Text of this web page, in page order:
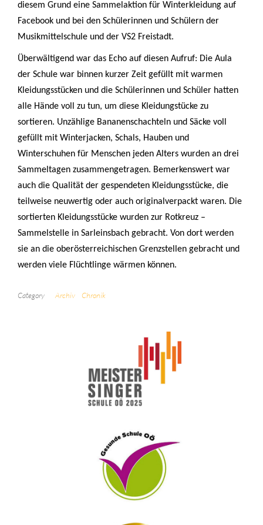
diesem Grund eine Sammelaktion für Winterkleidung auf
Facebook und bei den Schülerinnen und Schülern der
Musikmittelschule und der VS2 Freistadt.
Überwältigend war das Echo auf diesen Aufruf: Die Aula
der Schule war binnen kurzer Zeit gefüllt mit warmen
Kleidungsstücken und die Schülerinnen und Schüler hatten
alle Hände voll zu tun, um diese Kleidungstücke zu
sortieren. Unzählige Bananenschachteln und Säcke voll
gefüllt mit Winterjacken, Schals, Hauben und
Winterschuhen für Menschen jeden Alters wurden an drei
Sammeltagen zusammengetragen. Bemerkenswert war
auch die Qualität der gespendeten Kleidungsstücke, die
teilweise neuwertig oder auch originalverpackt waren. Die
sortierten Kleidungsstücke wurden zur Rotkreuz –
Sammelstelle in Sarleinsbach gebracht. Von dort werden
sie an die oberösterreichischen Grenzstellen gebracht und
werden viele Flüchtlinge wärmen können.
Category Archiv Chronik